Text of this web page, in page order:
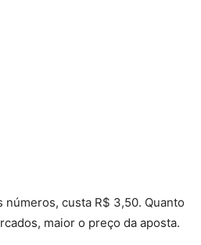
números, custa R$ 3,50. Quanto
maior o preço da aposta.